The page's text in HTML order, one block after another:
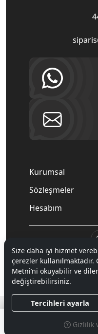
Kurumsal
Sözleşmeler
Hesabım
© 2020
Hipotenüs Yeni Nesil
Size daha iyi hizmet
çerezler kullanılmaktadır.
Metni’ni okuyabilir ve
değiştirebilirsiniz.
Tercihleri ayarla
Gizlilik